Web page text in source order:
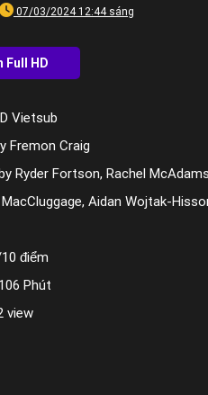
07/03/2024 12:44 sáng
Vietsub
Fremon Craig
Ryder Fortson, Rachel
Aidan Wojtak-
điểm
106 Phút
view